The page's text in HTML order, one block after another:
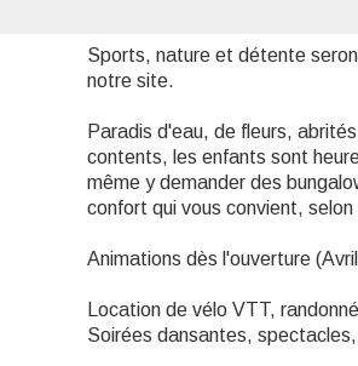
Sports, nature et détente
notre site.
Paradis d'eau, de fleurs,
contents, les enfants sont
même y demander des
confort qui vous convient,
Animations dès l'ouverture
Location de vélo VTT,
Soirées dansantes,